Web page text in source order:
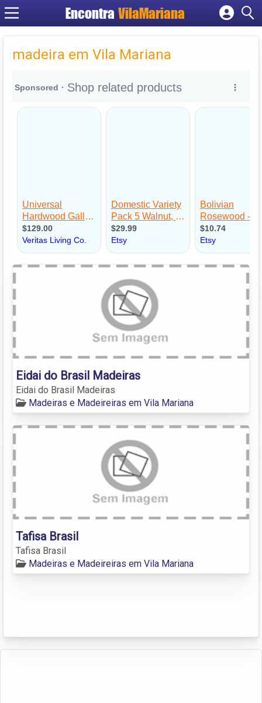
EncontraVilaMariana
Cadastrar empresa
Criar conta
madeira em Vila Mariana
Eidai do Brasil Madeiras
Eidai do Brasil Madeiras
Madeiras e Madeireiras em Vila Mariana
Tafisa Brasil
Tafisa Brasil
Madeiras e Madeireiras em Vila Mariana